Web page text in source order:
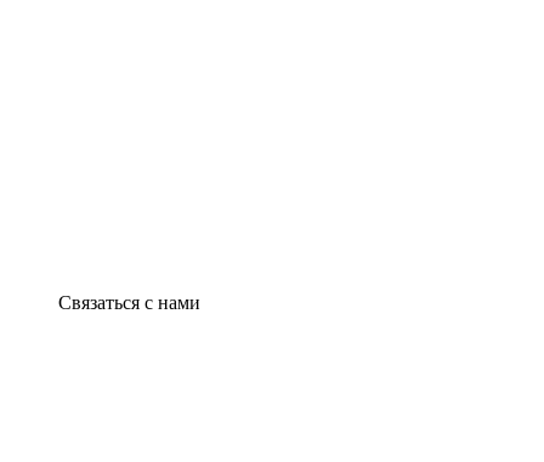
Связаться с нами